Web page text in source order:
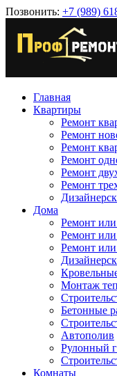
Позвонить: +7 (989)
Главная
Квартиры
Ремонт
Ремонт
Ремонт
Ремонт
Ремонт
Ремонт
Дома
Ремонт
Ремонт или
Ремонт
Монтаж
Бетонные
Автополив
Рулонный
Комнаты